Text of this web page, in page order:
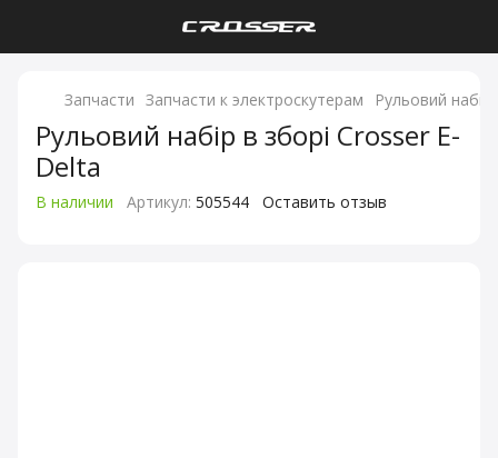
Запчасти Запчасти к электроскутерам Рульовий
Рульовий набір в зборі Crosser E-
Delta
В наличии Артикул: 505544 Оставить отзыв